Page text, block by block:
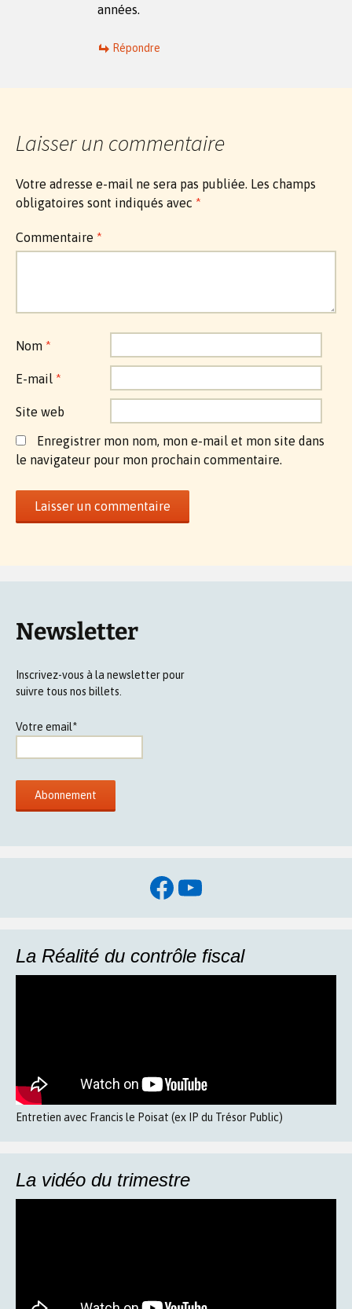
années.
Répondre
Laisser un commentaire
Votre adresse e-mail ne sera pas publiée. Les champs
obligatoires sont indiqués avec *
Commentaire *
Nom *
E-mail *
Site web
Enregistrer mon nom, mon e-mail et mon site dans
le navigateur pour mon prochain commentaire.
Newsletter
Inscrivez-vous à la newsletter pour
suivre tous nos billets.
Votre email*
Facebook
YouTube
La Réalité du contrôle fiscal
Entretien avec Francis le Poisat (ex IP du Trésor Public)
La vidéo du trimestre